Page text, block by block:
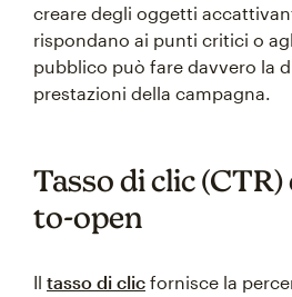
creare degli oggetti
rispondano ai punti critici o
pubblico può fare davvero la
prestazioni della campagna.
Tasso di clic
to-open
Il tasso di clic fornisce la